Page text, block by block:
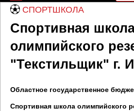
СПОРТШКОЛА
Спортивная
олимпийского
"Текстильщик" г.
Областное государственное
Спортивная школа олимпийского